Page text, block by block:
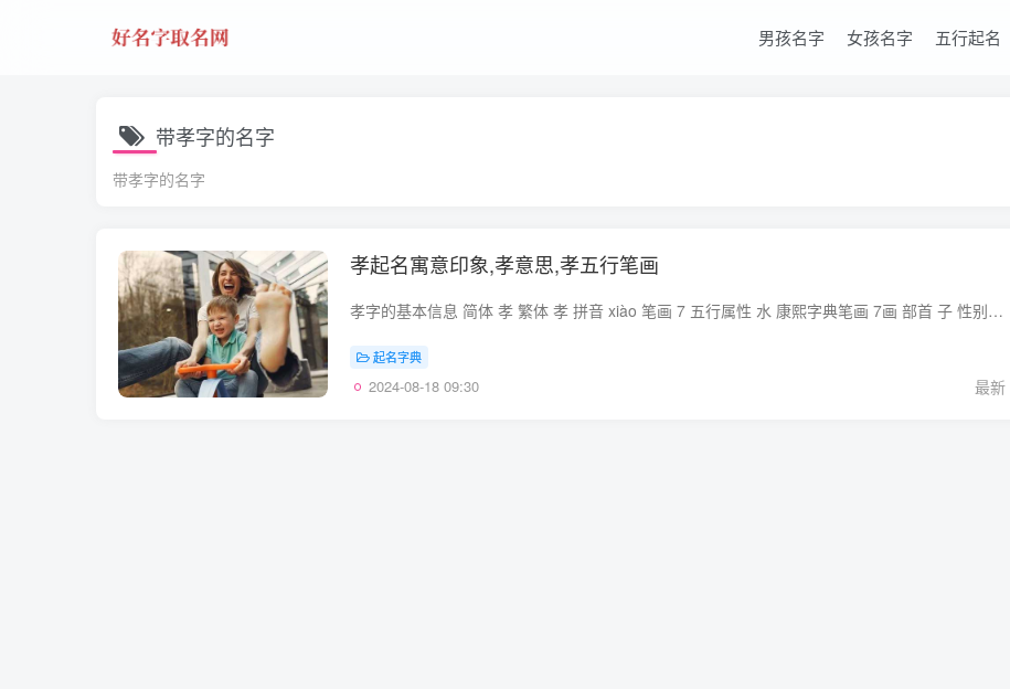
男孩名字 女孩名字 五行起名
带孝字的名字
带孝字的名字
孝起名寓意印象,孝意思,孝五行笔画
孝字的基本信息 简体 孝 繁体 孝 拼音 xiào 笔画 7 五行属性 水 康熙字典笔画 7画 部首 子 性别 男孩 孝字用作人名给人的寓意、印象是什么 孝字用作人名寓意 孝廉、孝子、孝慈、尽孝，意指敬老...
起名字典
2024-08-18 09:30 最新